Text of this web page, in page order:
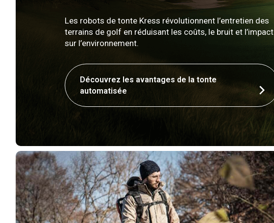
Les robots de tonte Kress révolutionnent l’entretien des
terrains de golf en réduisant les coûts, le bruit et l’impact
sur l’environnement.
Découvrez les avantages de la tonte
automatisée